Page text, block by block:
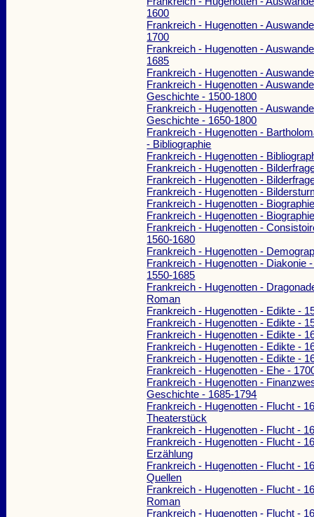
1600
Frankreich - Hugenotten -
1700
Frankreich - Hugenotten -
1685
Frankreich - Hugenotten -
Frankreich - Hugenotten -
Geschichte - 1500-1800
Frankreich - Hugenotten -
Geschichte - 1650-1800
Frankreich - Hugenotten -
- Bibliographie
Frankreich - Hugenotten -
Frankreich - Hugenotten -
Frankreich - Hugenotten -
Frankreich - Hugenotten -
Frankreich - Hugenotten -
Frankreich - Hugenotten -
Frankreich - Hugenotten -
1560-1680
Frankreich - Hugenotten -
Frankreich - Hugenotten - Diakonie
1550-1685
Frankreich - Hugenotten -
Roman
Frankreich - Hugenotten - Edikte -
Frankreich - Hugenotten - Edikte -
Frankreich - Hugenotten - Edikte -
Frankreich - Hugenotten - Edikte -
Frankreich - Hugenotten - Edikte -
Frankreich - Hugenotten - Ehe -
Frankreich - Hugenotten -
Geschichte - 1685-1794
Frankreich - Hugenotten - Flucht -
Theaterstück
Frankreich - Hugenotten - Flucht -
Frankreich - Hugenotten - Flucht -
Erzählung
Frankreich - Hugenotten - Flucht -
Quellen
Frankreich - Hugenotten - Flucht -
Roman
Frankreich - Hugenotten - Flucht -